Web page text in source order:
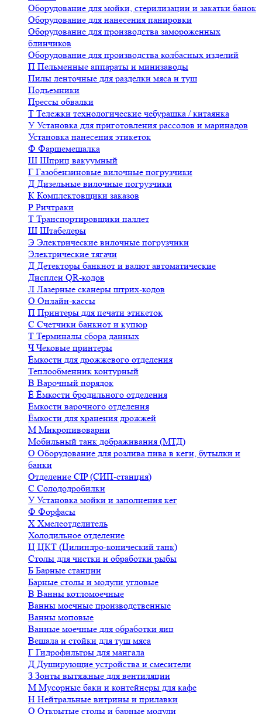
Оборудование для мойки, стерилизации и закатки банок
Оборудование для нанесения панировки
Оборудование для производства замороженных
блинчиков
Оборудование для производства колбасных изделий
П Пельменные аппараты и минизаводы
Пилы ленточные для разделки мяса и туш
Подъемники
Прессы обвалки
Т Тележки технологические чебурашка / китаянка
У Установка для приготовления рассолов и маринадов
Установка нанесения этикеток
Ф Фаршемешалка
Ш Шприц вакуумный
Г Газобензиновые вилочные погрузчики
Д Дизельные вилочные погрузчики
К Комплектовщики заказов
Р Ричтраки
Т Транспортировщики паллет
Ш Штабелеры
Э Электрические вилочные погрузчики
Электрические тягачи
Д Детекторы банкнот и валют автоматические
Дисплеи QR-кодов
Л Лазерные сканеры штрих-кодов
О Онлайн-кассы
П Принтеры для печати этикеток
С Счетчики банкнот и купюр
Т Терминалы сбора данных
ЧЧековые принтеры
Ёмкости для дрожжевого отделения
Теплообменник контурный
В Варочный порядок
Ё Ёмкости бродильного отделения
Ёмкости варочного отделения
Ёмкости для хранения дрожжей
М Микропивоварни
Мобильный танк дображивания (МТД)
О Оборудование для розлива пива в кеги, бутылки и
банки
Отделение CIP (СИП-станция)
С Солододробилки
У Установка мойки и заполнения кег
Ф Форфасы
Х Хмелеотделитель
Холодильное отделение
Ц ЦКТ (Цилиндро-конический танк)
Столы для чистки и обработки рыбы
Б Барные станции
Барные столы и модули угловые
В Ванны котломоечные
Ванны моечные производственные
Ванны моповые
Ванные моечные для обработки яиц
Вешала и стойки для туш мяса
Г Гидрофильтры для мангала
Д Душирующие устройства и смесители
З Зонты вытяжные для вентиляции
М Мусорные баки и контейнеры для кафе
Н Нейтральные витрины и прилавки
О Открытые столы и барные модули